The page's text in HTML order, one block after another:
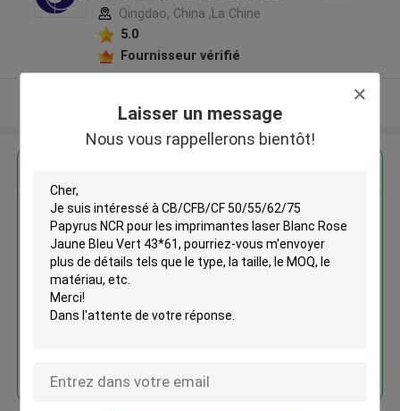
Laisser un message
Nous vous rappellerons bientôt!
Qingdao, China ,La Chine
5.0
Fournisseur vérifié
CB/CFB/CF 50/55/62/75
Papyrus NCR pour les
imprimantes laser Blanc Rose